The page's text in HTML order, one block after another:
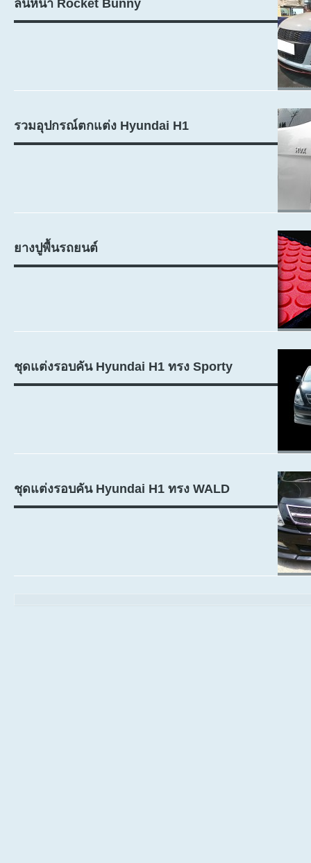
ลิ้นหน้า Rocket Bunny
รวมอุปกรณ์ตกแต่ง Hyundai H1
ยางปูพื้นรถยนต์
ชุดแต่งรอบคัน Hyundai H1 ทรง Sporty
ชุดแต่งรอบคัน Hyundai H1 ทรง WALD